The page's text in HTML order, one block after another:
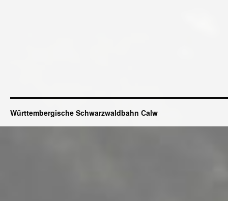
Württembergische Schwarzwaldbahn Calw